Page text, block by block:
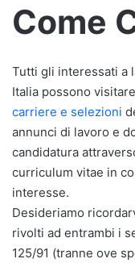
Come
Tutti gli interessati a
Italia possono
carriere e selezioni
annunci di lavoro e
candidatura
curriculum vitae in
interesse.
Desideriamo
rivolti ad entrambi i
125/91 (tranne ove